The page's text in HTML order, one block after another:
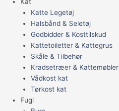
Kat
Katte Legetøj
Halsbånd & Seletøj
Godbidder & Kosttilskud
Kattetoiletter & Kattegrus
Skåle & Tilbehør
Kradsetræer & Kattemøbler
Vådkost kat
Tørkost kat
Fugl